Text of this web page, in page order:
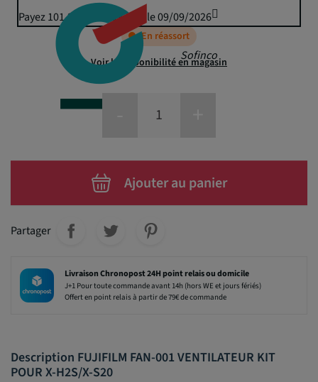
Sofinco
Payez 101,21 € puis 99,50 € le 09/09/2026
En réassort
Voir la disponibilité en magasin
Ajouter au panier
Partager
Livraison Chronopost 24H point relais ou domicile
J+1 Pour toute commande avant 14h (hors WE et jours fériés)
Offert en point relais à partir de 79€ de commande
Description FUJIFILM FAN-001 VENTILATEUR KIT
POUR X-H2S/X-S20